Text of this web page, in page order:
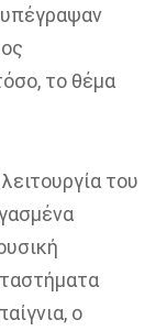
υπέγραψαν
το θέμα
του
ο